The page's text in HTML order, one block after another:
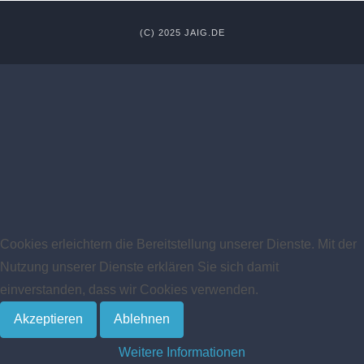
(C) 2025 JAIG.DE
Cookies erleichtern die Bereitstellung unserer Dienste. Mit der
Nutzung unserer Dienste erklären Sie sich damit
einverstanden, dass wir Cookies verwenden.
Akzeptieren Ablehnen
Weitere Informationen